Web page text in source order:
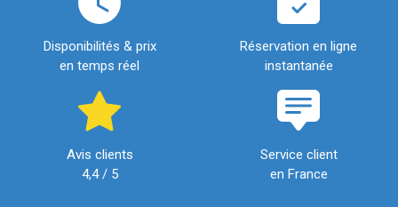
Disponibilités & prix
en temps réel
Réservation en ligne
instantanée
Avis clients
4,4 / 5
Service client
en France